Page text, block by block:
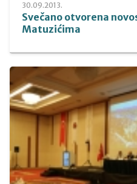
30.09.2013.
Svečano otvorena
Matuzićima